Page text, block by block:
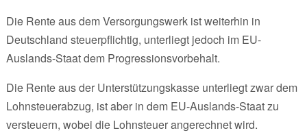
Die Rente aus dem Versorgungswerk ist weiterhin in
Deutschland steuerpflichtig, unterliegt jedoch im EU-
Auslands-Staat dem Progressionsvorbehalt.
Die Rente aus der Unterstützungskasse unterliegt zwar dem
Lohnsteuerabzug, ist aber in dem EU-Auslands-Staat zu
versteuern, wobei die Lohnsteuer angerechnet wird.